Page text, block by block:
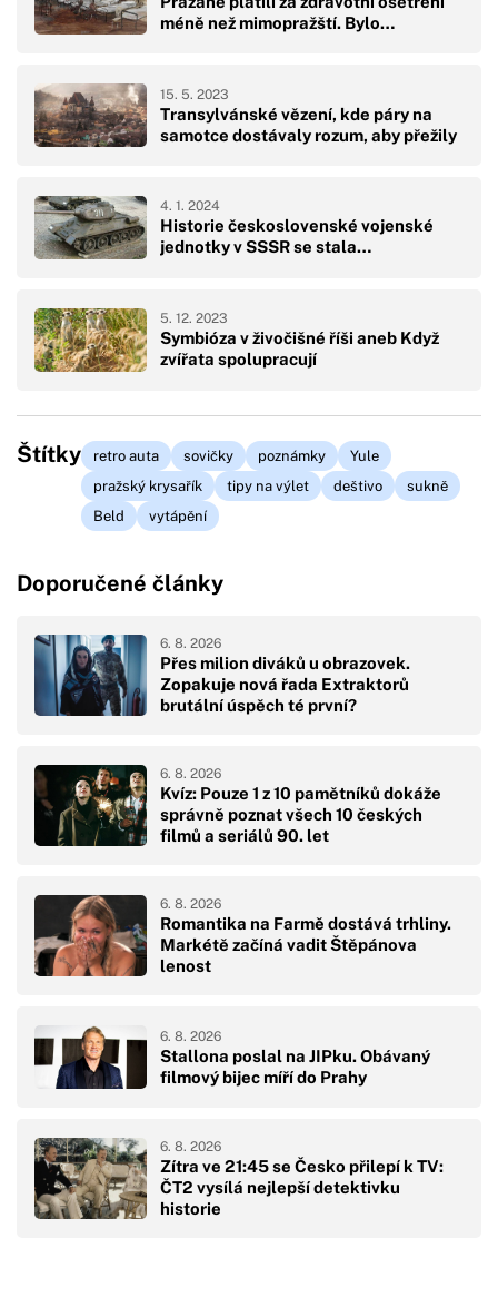
méně než mimopražští. Bylo…
Transylvánské vězení, kde páry na
samotce dostávaly rozum, aby přežily
15. 5. 2023
Historie československé vojenské
jednotky v SSSR se stala…
4. 1. 2024
Symbióza v živočišné říši aneb Když
zvířata spolupracují
5. 12. 2023
Štítky retro auta sovičky poznámky
Yule
pražský krysařík
tipy na výlet deštivo
sukně
Beld
vytápění
Doporučené články
Přes milion diváků u obrazovek.
Zopakuje nová řada Extraktorů
brutální úspěch té první?
6. 8. 2026
Kvíz: Pouze 1 z 10 pamětníků dokáže
správně poznat všech 10 českých
filmů a seriálů 90. let
6. 8. 2026
Romantika na Farmě dostává trhliny.
Markétě začíná vadit Štěpánova
lenost
6. 8. 2026
Stallona poslal na JIPku. Obávaný
filmový bijec míří do Prahy
6. 8. 2026
Zítra ve 21:45 se Česko přilepí k TV:
ČT2 vysílá nejlepší detektivku
historie
6. 8. 2026